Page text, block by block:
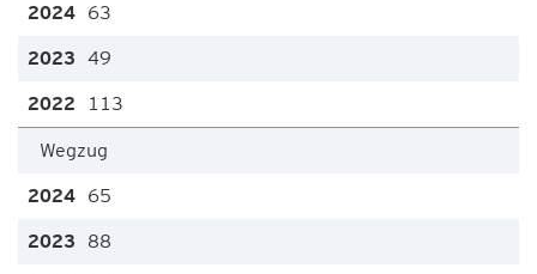
63
49
113
Wegzug
65
88